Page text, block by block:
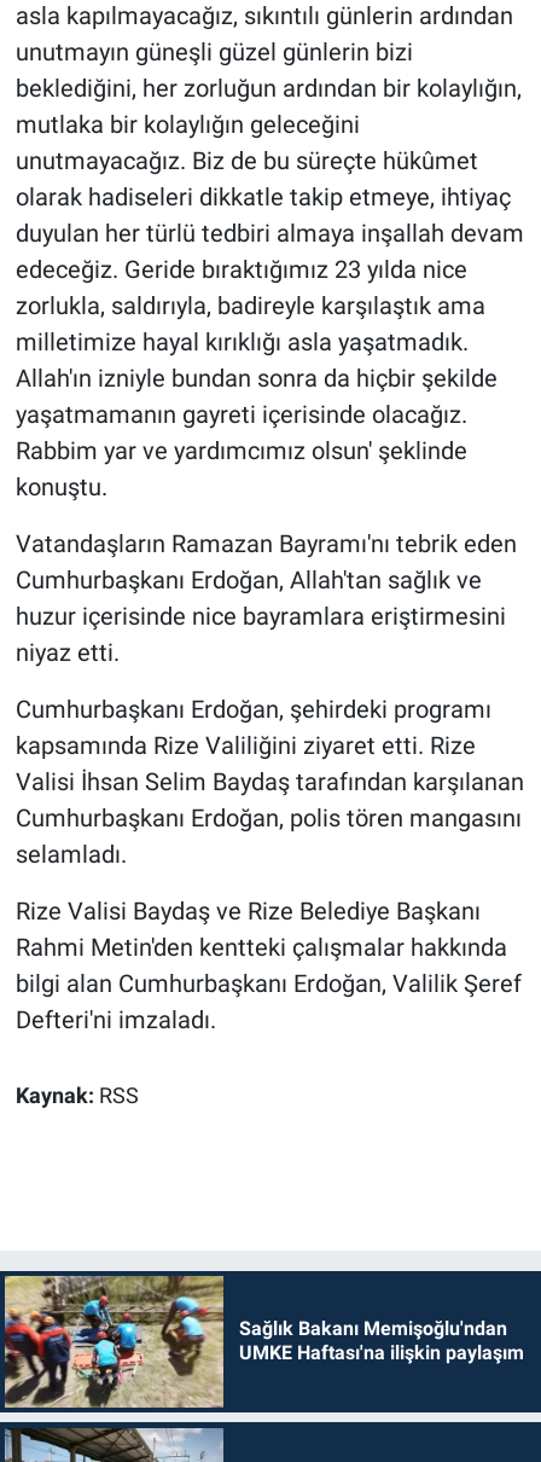
asla kapılmayacağız, sıkıntılı günlerin ardından
unutmayın güneşli güzel günlerin bizi
beklediğini, her zorluğun ardından bir kolaylığın,
mutlaka bir kolaylığın geleceğini
unutmayacağız. Biz de bu süreçte hükûmet
olarak hadiseleri dikkatle takip etmeye, ihtiyaç
duyulan her türlü tedbiri almaya inşallah devam
edeceğiz. Geride bıraktığımız 23 yılda nice
zorlukla, saldırıyla, badireyle karşılaştık ama
milletimize hayal kırıklığı asla yaşatmadık.
Allah'ın izniyle bundan sonra da hiçbir şekilde
yaşatmamanın gayreti içerisinde olacağız.
Rabbim yar ve yardımcımız olsun' şeklinde
konuştu.
Vatandaşların Ramazan Bayramı'nı tebrik eden
Cumhurbaşkanı Erdoğan, Allah'tan sağlık ve
huzur içerisinde nice bayramlara eriştirmesini
niyaz etti.
Cumhurbaşkanı Erdoğan, şehirdeki programı
kapsamında Rize Valiliğini ziyaret etti. Rize
Valisi İhsan Selim Baydaş tarafından karşılanan
Cumhurbaşkanı Erdoğan, polis tören mangasını
selamladı.
Rize Valisi Baydaş ve Rize Belediye Başkanı
Rahmi Metin'den kentteki çalışmalar hakkında
bilgi alan Cumhurbaşkanı Erdoğan, Valilik Şeref
Defteri'ni imzaladı.
Kaynak: RSS
Sağlık Bakanı Memişoğlu'ndan
UMKE Haftası'na ilişkin paylaşım